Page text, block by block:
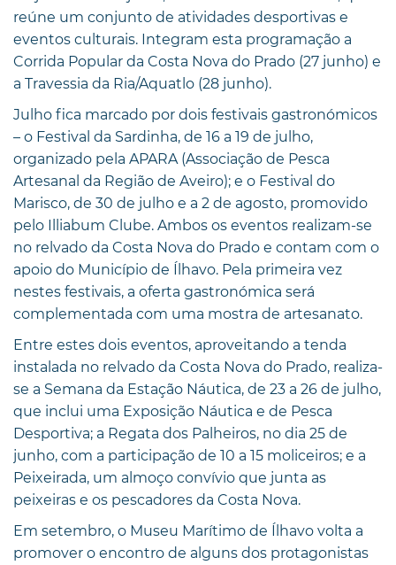
reúne um conjunto de atividades desportivas e
eventos culturais. Integram esta programação a
Corrida Popular da Costa Nova do Prado (27 junho) e
a Travessia da Ria/Aquatlo (28 junho).
Julho fica marcado por dois festivais gastronómicos
– o Festival da Sardinha, de 16 a 19 de julho,
organizado pela APARA (Associação de Pesca
Artesanal da Região de Aveiro); e o Festival do
Marisco, de 30 de julho e a 2 de agosto, promovido
pelo Illiabum Clube. Ambos os eventos realizam-se
no relvado da Costa Nova do Prado e contam com o
apoio do Município de Ílhavo. Pela primeira vez
nestes festivais, a oferta gastronómica será
complementada com uma mostra de artesanato.
Entre estes dois eventos, aproveitando a tenda
instalada no relvado da Costa Nova do Prado, realiza-
se a Semana da Estação Náutica, de 23 a 26 de julho,
que inclui uma Exposição Náutica e de Pesca
Desportiva; a Regata dos Palheiros, no dia 25 de
junho, com a participação de 10 a 15 moliceiros; e a
Peixeirada, um almoço convívio que junta as
peixeiras e os pescadores da Costa Nova.
Em setembro, o Museu Marítimo de Ílhavo volta a
promover o encontro de alguns dos protagonistas